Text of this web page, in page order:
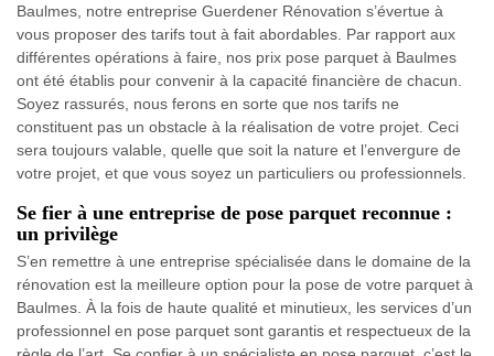
Baulmes, notre entreprise Guerdener Rénovation s’évertue à
vous proposer des tarifs tout à fait abordables. Par rapport aux
différentes opérations à faire, nos prix pose parquet à Baulmes
ont été établis pour convenir à la capacité financière de chacun.
Soyez rassurés, nous ferons en sorte que nos tarifs ne
constituent pas un obstacle à la réalisation de votre projet. Ceci
sera toujours valable, quelle que soit la nature et l’envergure de
votre projet, et que vous soyez un particuliers ou professionnels.
Se fier à une entreprise de pose parquet reconnue :
un privilège
S’en remettre à une entreprise spécialisée dans le domaine de la
rénovation est la meilleure option pour la pose de votre parquet à
Baulmes. À la fois de haute qualité et minutieux, les services d’un
professionnel en pose parquet sont garantis et respectueux de la